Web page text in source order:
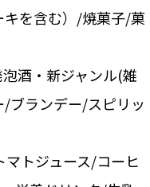
を含む）/焼菓子/菓
酒・新ジャンル(雑
ブランデー/スピリッ
トジュース/コーヒ